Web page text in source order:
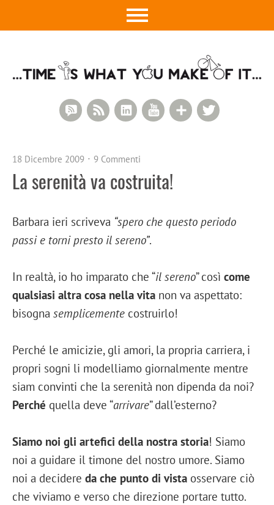
Google+
YouTube
LinkedIn
RSS Feed
RSS Comments
18 Dicembre 2009 9 Commenti
La serenità va costruita!
Barbara ieri scriveva “spero che questo periodo
passi e torni presto il sereno”.
In realtà, io ho imparato che “il sereno” così come
qualsiasi altra cosa nella vita non va aspettato:
bisogna semplicemente costruirlo!
Perché le amicizie, gli amori, la propria carriera, i
propri sogni li modelliamo giornalmente mentre
siam convinti che la serenità non dipenda da noi?
Perché quella deve “arrivare” dall’esterno?
Siamo noi gli artefici della nostra storia! Siamo
noi a guidare il timone del nostro umore. Siamo
noi a decidere da che punto di vista osservare ciò
che viviamo e verso che direzione portare tutto.